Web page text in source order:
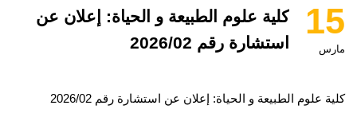
15
مارس
كلية علوم الطبيعة و الحياة: إعلان عن
استشارة رقم 2026/02
كلية علوم الطبيعة و الحياة: إعلان عن استشارة رقم 2026/02